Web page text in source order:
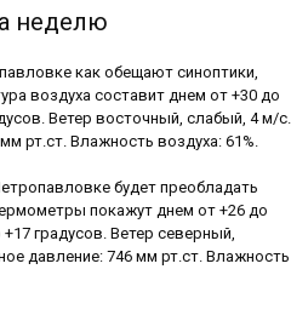
неделю
как обещают синоптики,
воздуха составит днем от +30 до
Ветер восточный, слабый, 4 м/с.
рт.ст. Влажность воздуха: 61%.
будет преобладать
покажут днем от +26 до
градусов. Ветер северный,
давление: 746 мм рт.ст. Влажность